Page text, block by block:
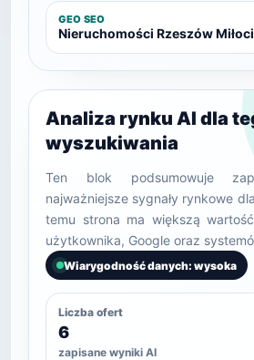
GEO SEO
Nieruchomości Rzeszów
Analiza rynku AI dla
wyszukiwania
Ten blok podsumowuje
najważniejsze sygnały rynkowe
temu strona ma większą
użytkownika, Google oraz
Wiarygodność danych: wysoka
Liczba ofert
6
zapisane wyniki AI